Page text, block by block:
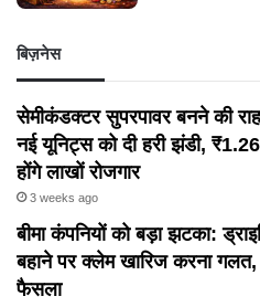
बिज़नेस
सेमीकंडक्टर सुपरपावर बनने की
नई यूनिट्स को दी हरी झंडी,
होंगे लाखों रोजगार
3 weeks ago
बीमा कंपनियों को बड़ा झटका:
बहाने पर क्लेम खारिज करना गलत,
फैसला